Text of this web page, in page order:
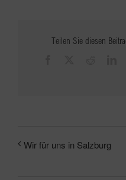
Teilen Sie diesen
Wir für uns in Salzburg